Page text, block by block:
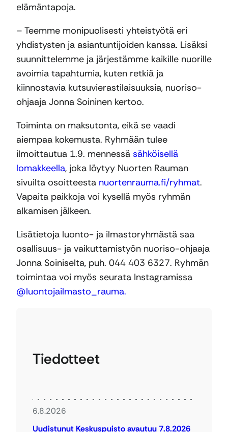
elämäntapoja.
– Teemme monipuolisesti yhteistyötä eri
yhdistysten ja asiantuntijoiden kanssa. Lisäksi
suunnittelemme ja järjestämme kaikille nuorille
avoimia tapahtumia, kuten retkiä ja
kiinnostavia kutsuvierastilaisuuksia, nuoriso-
ohjaaja Jonna Soininen kertoo.
Toiminta on maksutonta, eikä se vaadi
aiempaa kokemusta. Ryhmään tulee
ilmoittautua 1.9. mennessä sähköisellä
lomakkeella, joka löytyy Nuorten Rauman
sivuilta osoitteesta nuortenrauma.fi/ryhmat.
Vapaita paikkoja voi kysellä myös ryhmän
alkamisen jälkeen.
Lisätietoja luonto- ja ilmastoryhmästä saa
osallisuus- ja vaikuttamistyön nuoriso-ohjaaja
Jonna Soiniselta, puh. 044 403 6327. Ryhmän
toimintaa voi myös seurata Instagramissa
@luontojailmasto_rauma.
Tiedotteet
6.8.2026
Uudistunut Keskuspuisto avautuu 7.8.2026